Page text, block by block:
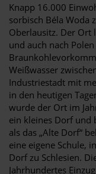
Knapp 16.000
sorbisch Béla Woda
Oberlausitz. Der Ort
und auch nach
Weißwasser
Industriestadt mit
in den heutigen
wurde der Ort im
ein kleines Dorf und
als das „Alte Dorf“
eine eigene Schule,
Dorf zu Schlesien.
Jahrhundertes